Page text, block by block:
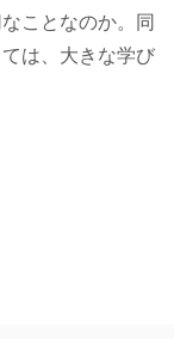
ことなのか。同
は、大きな学び